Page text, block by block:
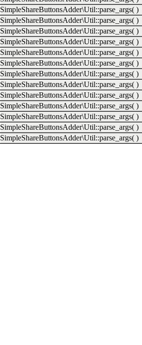
SimpleShareButtonsAdder\Util::parse_args( )
SimpleShareButtonsAdder\Util::parse_args( )
SimpleShareButtonsAdder\Util::parse_args( )
SimpleShareButtonsAdder\Util::parse_args( )
SimpleShareButtonsAdder\Util::parse_args( )
SimpleShareButtonsAdder\Util::parse_args( )
SimpleShareButtonsAdder\Util::parse_args( )
SimpleShareButtonsAdder\Util::parse_args( )
SimpleShareButtonsAdder\Util::parse_args( )
SimpleShareButtonsAdder\Util::parse_args( )
SimpleShareButtonsAdder\Util::parse_args( )
SimpleShareButtonsAdder\Util::parse_args( )
SimpleShareButtonsAdder\Util::parse_args( )